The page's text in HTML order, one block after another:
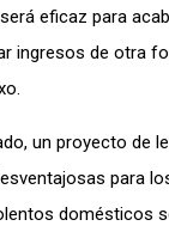
eficaz para
ingresos de otra
un proyecto de
para
domésticos